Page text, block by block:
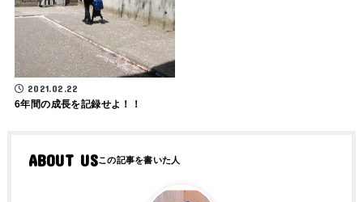
2021.02.22
6年間の成長を記録せよ！！
ABOUT US